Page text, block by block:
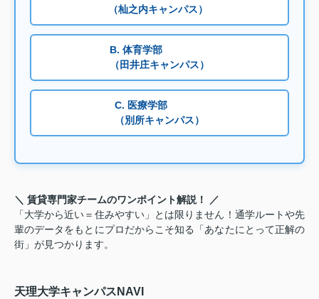
（杣之内キャンパス）
B. 体育学部
（田井庄キャンパス）
C. 医療学部
（別所キャンパス）
＼ 賃貸専門家チームのワンポイント解説！ ／
「大学から近い＝住みやすい」とは限りません！通学ルートや先
輩のデータをもとにプロだからこそ知る「あなたにとって正解の
街」が見つかります。
天理大学キャンパスNAVI